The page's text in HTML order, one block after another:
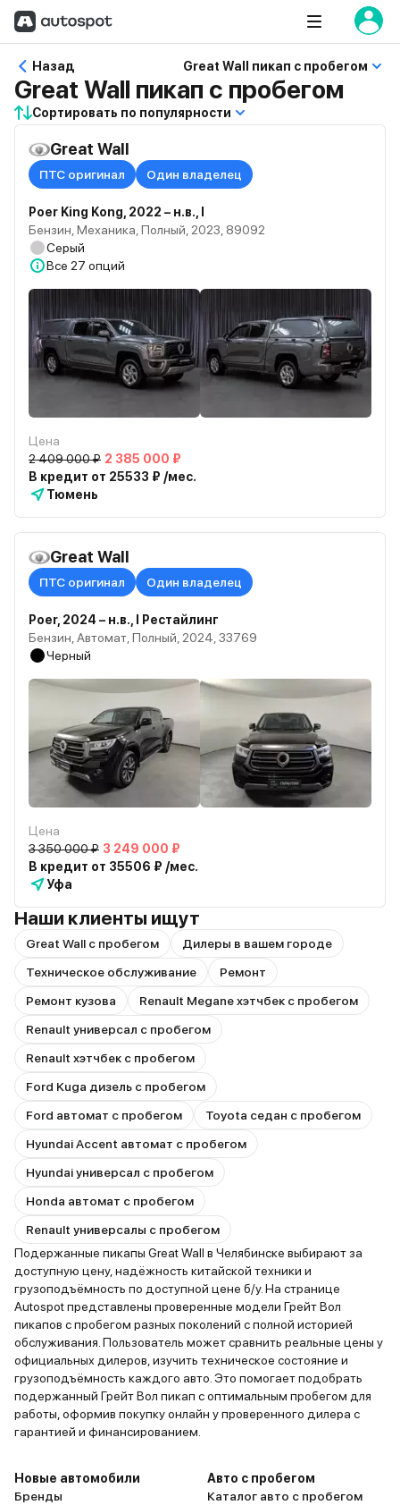
Назад Great Wall пикап с пробегом
Great Wall пикап с пробегом
Сортировать по популярности
Great Wall
ПТС оригинал Один владелец
Poer King Kong, 2022 – н.в., I
Бензин, Механика, Полный, 2023, 89092
Серый
Все 27 опций
Цена
2 409 000 ₽ 2 385 000 ₽
В кредит от 25533 ₽ /мес.
Тюмень
Great Wall
ПТС оригинал Один владелец
Poer, 2024 – н.в., I Рестайлинг
Бензин, Автомат, Полный, 2024, 33769
Черный
Цена
3 350 000 ₽ 3 249 000 ₽
В кредит от 35506 ₽ /мес.
Уфа
Наши клиенты ищут
Great Wall с пробегом
Дилеры в вашем городе
Техническое обслуживание
Ремонт
Ремонт кузова
Renault Megane хэтчбек с пробегом
Renault универсал с пробегом
Renault хэтчбек с пробегом
Ford Kuga дизель с пробегом
Ford автомат с пробегом
Toyota седан с пробегом
Hyundai Accent автомат с пробегом
Hyundai универсал с пробегом
Honda автомат с пробегом
Renault универсалы с пробегом
Подержанные пикапы Great Wall в Челябинске выбирают за
доступную цену, надёжность китайской техники и
грузоподъёмность по доступной цене б/у. На странице
Autospot представлены проверенные модели Грейт Вол
пикапов с пробегом разных поколений с полной историей
обслуживания. Пользователь может сравнить реальные цены у
официальных дилеров, изучить техническое состояние и
грузоподъёмность каждого авто. Это помогает подобрать
подержанный Грейт Вол пикап с оптимальным пробегом для
работы, оформив покупку онлайн у проверенного дилера с
гарантией и финансированием.
Новые автомобили
Бренды
Авто с пробегом
Каталог авто с пробегом